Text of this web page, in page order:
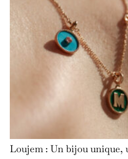
Loujem : Un bijou unique,